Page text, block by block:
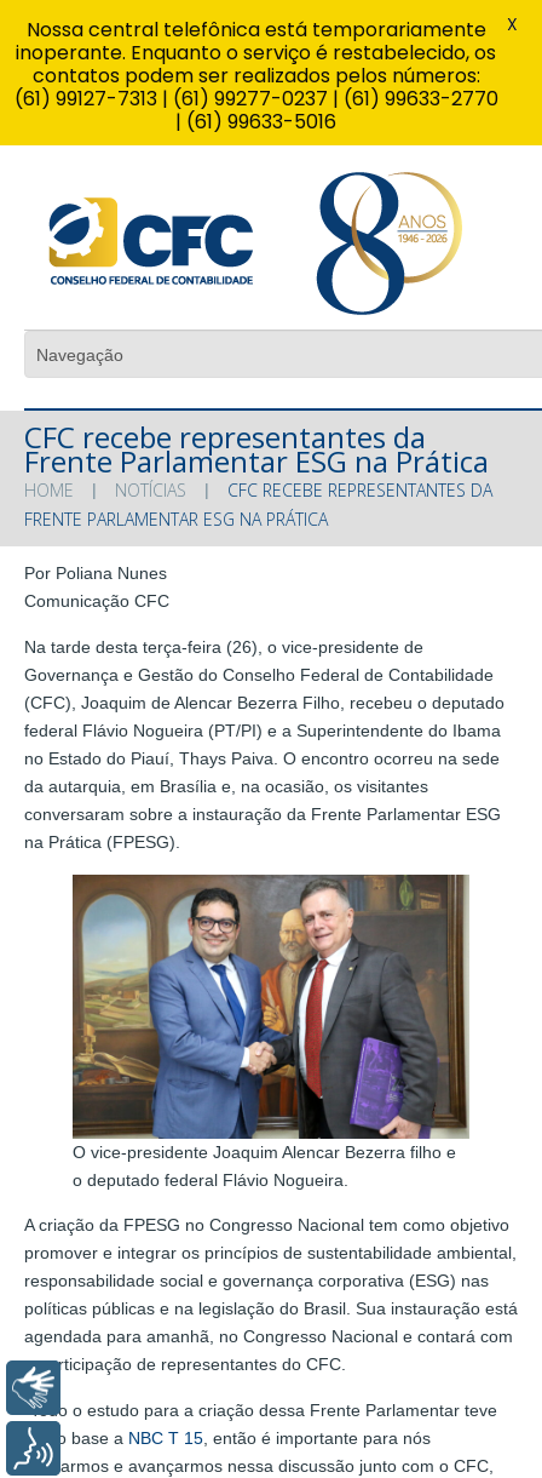
CFC recebe representantes da
Frente Parlamentar ESG na Prática
HOME NOTÍCIAS
CFC RECEBE REPRESENTANTES DA
FRENTE PARLAMENTAR ESG NA PRÁTICA
Por Poliana Nunes
Comunicação CFC
Na tarde desta terça-feira (26), o vice-presidente de
Governança e Gestão do Conselho Federal de Contabilidade
(CFC), Joaquim de Alencar Bezerra Filho, recebeu o deputado
federal Flávio Nogueira (PT/PI) e a Superintendente do Ibama
no Estado do Piauí, Thays Paiva. O encontro ocorreu na sede
da autarquia, em Brasília e, na ocasião, os visitantes
conversaram sobre a instauração da Frente Parlamentar ESG
na Prática (FPESG).
O vice-presidente Joaquim Alencar Bezerra filho e
o deputado federal Flávio Nogueira.
A criação da FPESG no Congresso Nacional tem como objetivo
promover e integrar os princípios de sustentabilidade ambiental,
responsabilidade social e governança corporativa (ESG) nas
políticas públicas e na legislação do Brasil. Sua instauração está
agendada para amanhã, no Congresso Nacional e contará com
a participação de representantes do CFC.
“Todo o estudo para a criação dessa Frente Parlamentar teve
como base a NBC T 15 , então é importante para nós
alinharmos e avançarmos nessa discussão junto com o CFC,
Nossa central telefônica está temporariamente
inoperante. Enquanto o serviço é restabelecido, os
contatos podem ser realizados pelos números:
(61) 99127-7313 | (61) 99277-0237 | (61) 99633-2770
| (61) 99633-5016
X
Voz